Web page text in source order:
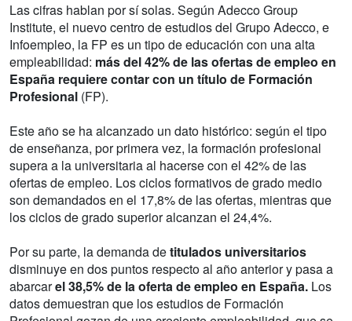
Las cifras hablan por sí solas. Según Adecco Group
Institute, el nuevo centro de estudios del Grupo Adecco, e
Infoempleo, la FP es un tipo de educación con una alta
empleabilidad: más del 42% de las ofertas de empleo en
España requiere contar con un título de Formación
Profesional (FP).
Este año se ha alcanzado un dato histórico: según el tipo
de enseñanza, por primera vez, la formación profesional
supera a la universitaria al hacerse con el 42% de las
ofertas de empleo. Los ciclos formativos de grado medio
son demandados en el 17,8% de las ofertas, mientras que
los ciclos de grado superior alcanzan el 24,4%.
Por su parte, la demanda detitulados universitarios
disminuye en dos puntos respecto al año anterior y pasa a
abarcarel 38,5% de la oferta de empleo en España. Los
datos demuestran que los estudios de Formación